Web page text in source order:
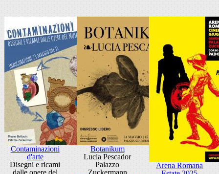
Contaminazioni
d'arte
Disegni e ricami
dalle opere del
Botanikum
Lucia Pescador
Palazzo
Zuckermann
Arena Romana